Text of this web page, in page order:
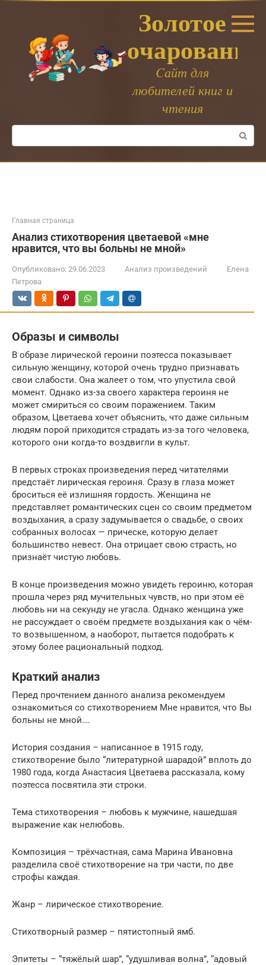
Золотое
очарование
Cайт для
любителей книг и
чтения
Поиск:
Главная страница
Анализ стихотворения цветаевой «мне
нравится, что вы больны не мной»
Опубликовано: 29.06.2023 Анализ произведений
Елена
Петрова
Образы и символы
В образе лирической героини поэтесса показывает
сильную женщину, которой очень трудно признавать
свои слабости. Она жалеет о том, что упустила свой
момент. Однако из-за своего характера героиня не
может смириться со своим поражением. Таким
образом, Цветаева хочет объяснить, что даже сильным
людям порой приходится страдать из-за того человека,
которого они когда-то воздвигли в культ.
В первых строках произведения перед читателями
предстаёт лирическая героиня. Сразу в глаза может
броситься её излишняя гордость. Женщина не
представляет романтических сцен со своим предметом
воздыхания, а сразу задумывается о свадьбе, о своих
собранных волосах — прическе, которую делает
большинство невест. Она отрицает свою страсть, но
признаёт чистую любовь.
В конце произведения можно увидеть героиню, которая
прошла через ряд мучительных чувств, но при этом её
любовь ни на секунду не угасла. Однако женщина уже
не рассуждает о своём предмете воздыхания как о чём-
то возвышенном, а наоборот, пытается подобрать к
этому более рациональный подход.
Краткий анализ
Перед прочтением данного анализа рекомендуем
ознакомиться со стихотворением Мне нравится, что Вы
больны не мной….
История создания – написанное в 1915 году,
стихотворение было “литературной шарадой” вплоть до
1980 года, когда Анастасия Цветаева рассказала, кому
поэтесса посвятила эти строки.
Тема стихотворения – любовь к мужчине, нашедшая
выражение как нелюбовь.
Композиция – трёхчастная, сама Марина Ивановна
разделила своё стихотворение на три части, по две
строфы каждая.
Жанр – лирическое стихотворение.
Стихотворный размер – пятистопный ямб.
Эпитеты – “тяжёлый шар”, “удушливая волна”, “адовый